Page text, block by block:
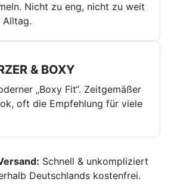
Nicht zu eng, nicht zu weit
Alltag.
& BOXY
„Boxy Fit“. Zeitgemäßer
oft die Empfehlung für viele
Schnell & unkompliziert
Deutschlands kostenfrei.